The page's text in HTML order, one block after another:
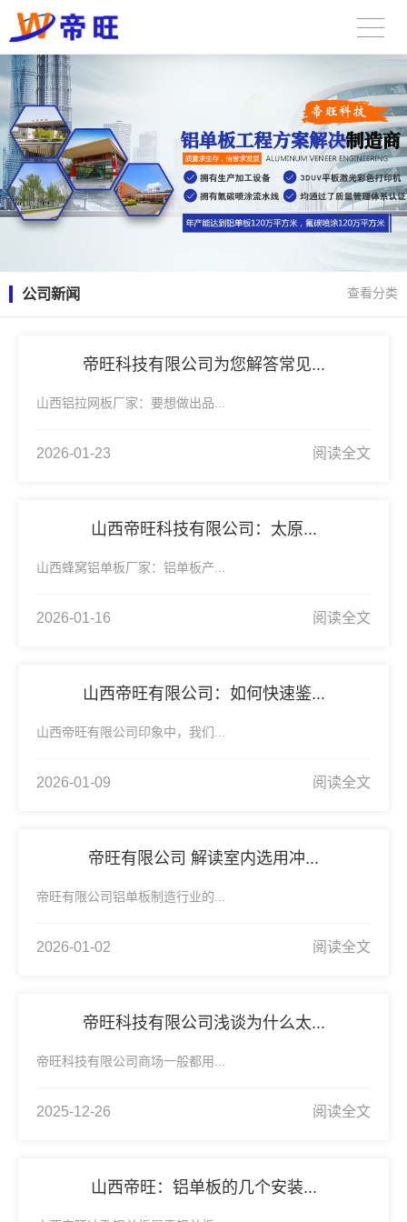
公司新闻 查看分类
帝旺科技有限公司为您解答常见...
山西铝拉网板厂家：要想做出品...
2026-01-23 阅读全文
山西帝旺科技有限公司：太原...
山西蜂窝铝单板厂家：铝单板产...
2026-01-16 阅读全文
山西帝旺有限公司：如何快速鉴...
山西帝旺有限公司印象中，我们...
2026-01-09 阅读全文
帝旺有限公司 解读室内选用冲...
帝旺有限公司铝单板制造行业的...
2026-01-02 阅读全文
帝旺科技有限公司浅谈为什么太...
帝旺科技有限公司商场一般都用...
2025-12-26 阅读全文
山西帝旺：铝单板的几个安装...